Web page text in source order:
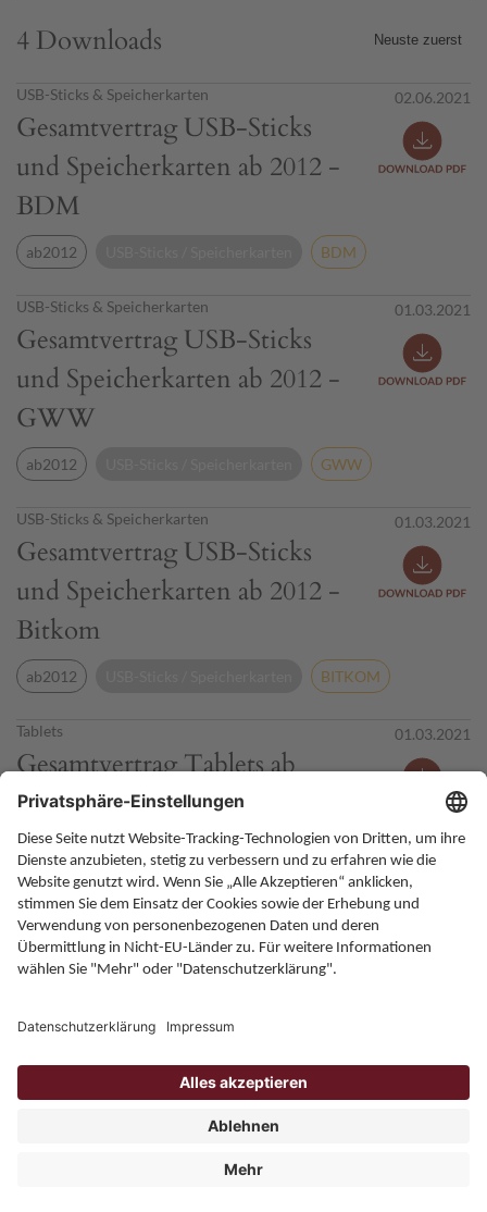
4 Downloads
USB-Sticks & Speicherkarten
Gesamtvertrag USB-Sticks
und Speicherkarten ab 2012 -
BDM
02.06.2021
ab2012 BDM
USB-Sticks & Speicherkarten
Gesamtvertrag USB-Sticks
und Speicherkarten ab 2012 -
GWW
01.03.2021
ab2012 GWW
USB-Sticks & Speicherkarten
Gesamtvertrag USB-Sticks
und Speicherkarten ab 2012 -
Bitkom
01.03.2021
ab2012 BITKOM
Tablets
Gesamtvertrag Tablets ab
2012 - Bitkom
01.03.2021
ab2012 Tablets BITKOM
Allgemeine Bedingungen
Onlineportal
ZPÜ - Gesellschaft des bürgerlichen Rechts. Gesellschafter: die
VFF, VG Bild-Kunst und VG Wort